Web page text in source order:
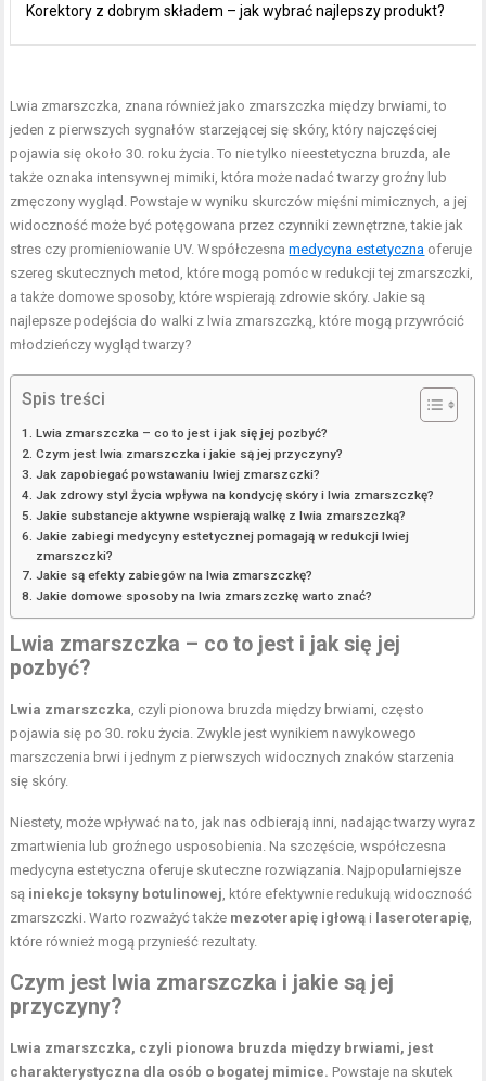
Korektory z dobrym składem – jak wybrać najlepszy produkt?
Lwia zmarszczka, znana również jako zmarszczka między brwiami, to
jeden z pierwszych sygnałów starzejącej się skóry, który najczęściej
pojawia się około 30. roku życia. To nie tylko nieestetyczna bruzda, ale
także oznaka intensywnej mimiki, która może nadać twarzy groźny lub
zmęczony wygląd. Powstaje w wyniku skurczów mięśni mimicznych, a jej
widoczność może być potęgowana przez czynniki zewnętrzne, takie jak
stres czy promieniowanie UV. Współczesnamedycyna estetyczna oferuje
szereg skutecznych metod, które mogą pomóc w redukcji tej zmarszczki,
a także domowe sposoby, które wspierają zdrowie skóry. Jakie są
najlepsze podejścia do walki z lwia zmarszczką, które mogą przywrócić
młodzieńczy wygląd twarzy?
Spis treści
Lwia zmarszczka – co to jest i jak się jej pozbyć?
Czym jest lwia zmarszczka i jakie są jej przyczyny?
Jak zapobiegać powstawaniu lwiej zmarszczki?
Jak zdrowy styl życia wpływa na kondycję skóry i lwia zmarszczkę?
Jakie substancje aktywne wspierają walkę z lwia zmarszczką?
Jakie zabiegi medycyny estetycznej pomagają w redukcji lwiej
zmarszczki?
Jakie są efekty zabiegów na lwia zmarszczkę?
Jakie domowe sposoby na lwia zmarszczkę warto znać?
Lwia zmarszczka – co to jest i jak się jej
pozbyć?
Lwia zmarszczka , czyli pionowa bruzda między brwiami, często
pojawia się po 30. roku życia. Zwykle jest wynikiem nawykowego
marszczenia brwi i jednym z pierwszych widocznych znaków starzenia
się skóry.
Niestety, może wpływać na to, jak nas odbierają inni, nadając twarzy wyraz
zmartwienia lub groźnego usposobienia. Na szczęście, współczesna
medycyna estetyczna oferuje skuteczne rozwiązania. Najpopularniejsze
są iniekcje toksyny botulinowej , które efektywnie redukują widoczność
zmarszczki. Warto rozważyć także mezoterapię igłową i laseroterapię
które również mogą przynieść rezultaty.
Czym jest lwia zmarszczka i jakie są jej
przyczyny?
Lwia zmarszczka, czyli pionowa bruzda między brwiami, jest
charakterystyczna dla osób o bogatej mimice. Powstaje na skutek